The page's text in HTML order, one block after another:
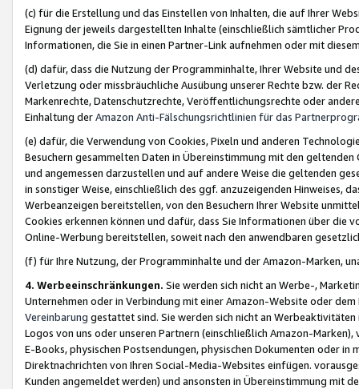
(c) für die Erstellung und das Einstellen von Inhalten, die auf Ihrer
Eignung der jeweils dargestellten Inhalte (einschließlich sämtlicher
Informationen, die Sie in einen Partner-Link aufnehmen oder mit
(d) dafür, dass die Nutzung der Programminhalte, Ihrer Website und
Verletzung oder missbräuchliche Ausübung unserer Rechte bzw. der
Markenrechte, Datenschutzrechte, Veröffentlichungsrechte oder
Einhaltung derAmazon Anti-Fälschungsrichtlinien für das
(e) dafür, die Verwendung von Cookies, Pixeln und anderen
Besuchern gesammelten Daten in Übereinstimmung mit den
und angemessen darzustellen und auf andere Weise die geltenden
in sonstiger Weise, einschließlich des ggf. anzuzeigenden Hinweises,
Werbeanzeigen bereitstellen, von den Besuchern Ihrer Website
Cookies erkennen können und dafür, dass Sie Informationen über die
Online-Werbung bereitstellen, soweit nach den anwendbaren
(f) für Ihre Nutzung, der Programminhalte und der Amazon-Marken,
4. Werbeeinschränkungen. Sie werden sich nicht an Werbe-,
Unternehmen oder in Verbindung mit einer Amazon-Website oder
Vereinbarung gestattet sind. Sie werden sich nicht an
Logos von uns oder unseren Partnern (einschließlich Amazon-
E-Books, physischen Postsendungen, physischen Dokumenten oder in
Direktnachrichten von Ihren Social-Media-Websites einfügen.
Kunden angemeldet werden) und ansonsten in Übereinstimmung mit